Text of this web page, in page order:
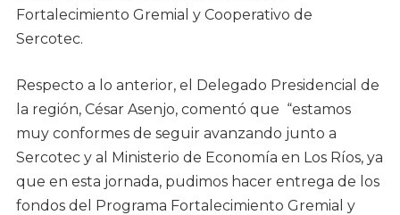
Fortalecimiento Gremial y Cooperativo de
Sercotec.
Respecto a lo anterior, el Delegado Presidencial de
la región, César Asenjo, comentó que “estamos
muy conformes de seguir avanzando junto a
Sercotec y al Ministerio de Economía en Los Ríos, ya
que en esta jornada, pudimos hacer entrega de los
fondos del Programa Fortalecimiento Gremial y